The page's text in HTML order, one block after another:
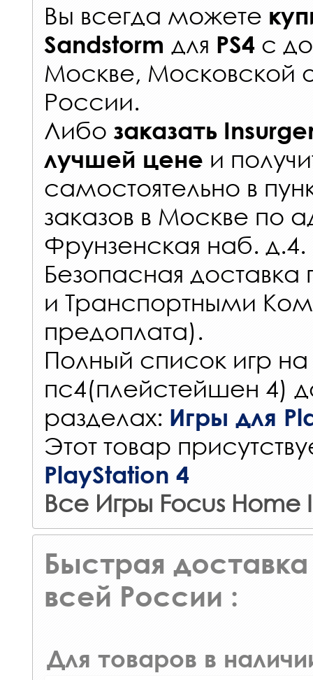
Вы всегда можете
Sandstorm для PS4 с
Москве, Московской
России.
Либо заказать
лучшей цене и
самостоятельно в
заказов в Москве по
Фрунзенская наб. д.4.
Безопасная
и Транспортными
предоплата).
Полный список игр на
пс4(плейстейшен 4)
разделах: Игры для
Этот товар
PlayStation 4
Все Игры Focus
Быстрая доставка
всей России :
Для товаров в